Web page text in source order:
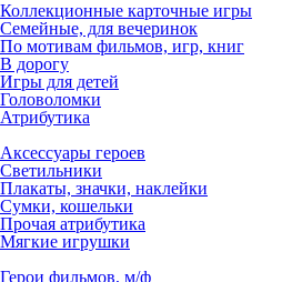
Коллекционные карточные игры
Семейные, для вечеринок
По мотивам фильмов, игр, книг
В дорогу
Игры для детей
Головоломки
Атрибутика
Аксессуары героев
Светильники
Плакаты, значки, наклейки
Сумки, кошельки
Прочая атрибутика
Мягкие игрушки
Герои фильмов, м/ф